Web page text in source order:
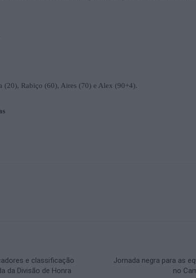
(20), Rabiço (60), Aires (70) e Alex (90+4).
e classificação
da Divisão de Honra
Jornada negra para as
no